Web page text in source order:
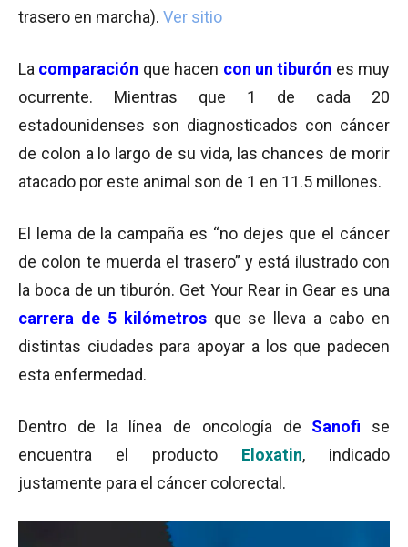
trasero en marcha). Ver sitio
La comparación que hacen con un tiburón es muy
ocurrente. Mientras que 1 de cada 20
estadounidenses son diagnosticados con cáncer
de colon a lo largo de su vida, las chances de morir
atacado por este animal son de 1 en 11.5 millones.
El lema de la campaña es “no dejes que el cáncer
de colon te muerda el trasero” y está ilustrado con
la boca de un tiburón. Get Your Rear in Gear es una
carrera de 5 kilómetrosque se lleva a cabo en
distintas ciudades para apoyar a los que padecen
esta enfermedad.
Dentro de la línea de oncología de Sanofi se
encuentra el producto Eloxatin, indicado
justamente para el cáncer colorectal.